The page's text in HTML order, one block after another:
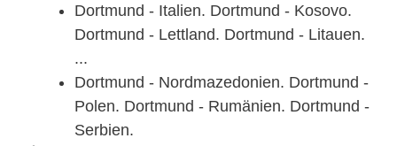
Dortmund - Italien. Dortmund - Kosovo.
Dortmund - Lettland. Dortmund - Litauen.
...
Dortmund - Nordmazedonien. Dortmund -
Polen. Dortmund - Rumänien. Dortmund -
Serbien.